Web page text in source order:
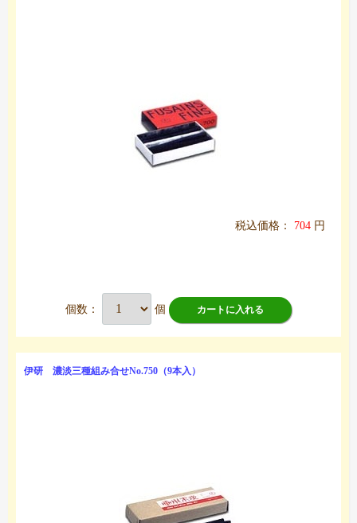
税込価格： 704 円
個数： 個 カートに入れる
伊研 濃淡三種組み合せNo.750（9本入）